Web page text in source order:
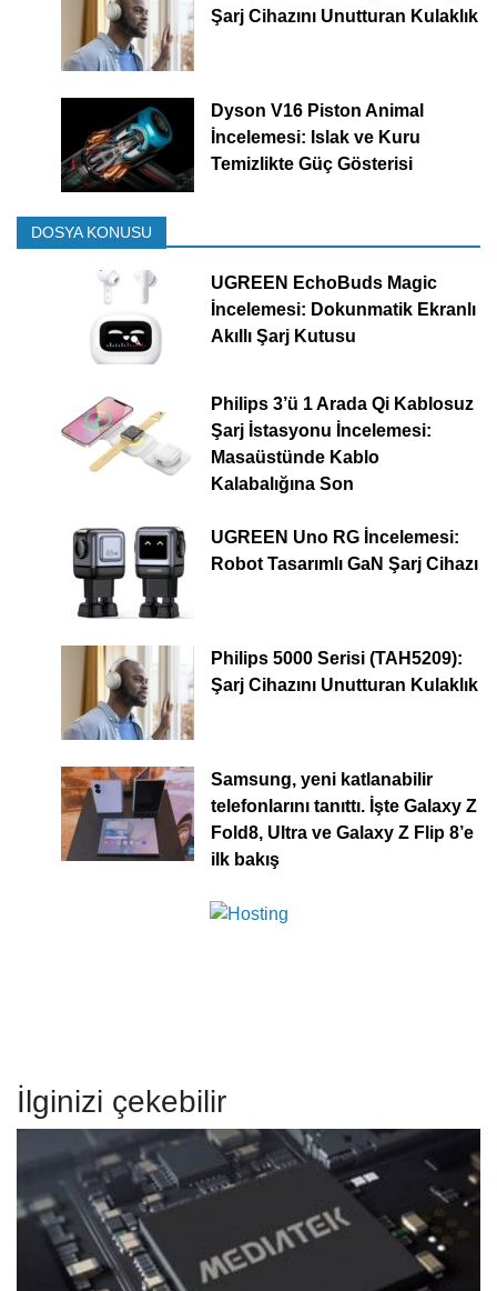
Şarj Cihazını Unutturan Kulaklık
Dyson V16 Piston Animal
İncelemesi: Islak ve Kuru
Temizlikte Güç Gösterisi
DOSYA KONUSU
UGREEN EchoBuds Magic
İncelemesi: Dokunmatik Ekranlı
Akıllı Şarj Kutusu
Philips 3’ü 1 Arada Qi Kablosuz
Şarj İstasyonu İncelemesi:
Masaüstünde Kablo
Kalabalığına Son
UGREEN Uno RG İncelemesi:
Robot Tasarımlı GaN Şarj Cihazı
Philips 5000 Serisi (TAH5209):
Şarj Cihazını Unutturan Kulaklık
Samsung, yeni katlanabilir
telefonlarını tanıttı. İşte Galaxy Z
Fold8, Ultra ve Galaxy Z Flip 8’e
ilk bakış
İlginizi çekebilir